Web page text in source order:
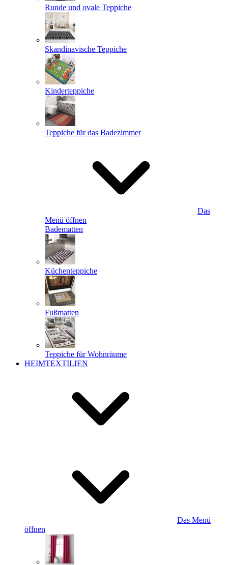
Runde und ovale Teppiche
Skandinavische Teppiche
Kinderteppiche
Teppiche für das Badezimmer
Das
Menü öffnen
Badematten
Küchenteppiche
Fußmatten
Teppiche für Wohnräume
HEIMTEXTILIEN
Das Menü
öffnen